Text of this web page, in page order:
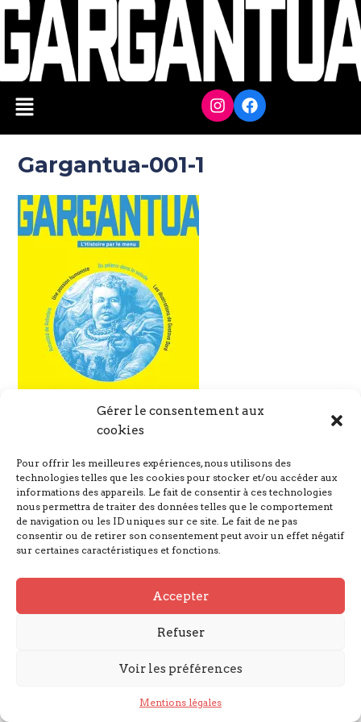
Gérer le consentement aux
cookies
Pour offrir les meilleures expériences, nous utilisons des
technologies telles que les cookies pour stocker et/ou accéder aux
informations des appareils. Le fait de consentir à ces technologies
nous permettra de traiter des données telles que le comportement
de navigation ou les ID uniques sur ce site. Le fait de ne pas
consentir ou de retirer son consentement peut avoir un effet négatif
sur certaines caractéristiques et fonctions.
Accepter
Refuser
Voir les préférences
Mentions légales
Gargantua-001-1
Nous suivre
© GARGANTUA 2023